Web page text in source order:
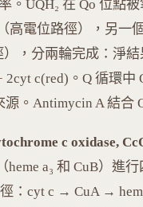
。UQH₂ 在 Qo 位點
高電位路徑），另一
，分兩輪完成：淨
2cyt c(red)。Q 循環
源。Antimycin A 結合
c oxidase,
heme a₃ 和 CuB）進
：cyt c → CuA →